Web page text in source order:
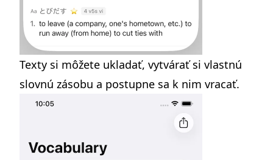
Texty si môžete ukladať, vytvárať si vlastnú
slovnú zásobu a postupne sa k nim vracať.